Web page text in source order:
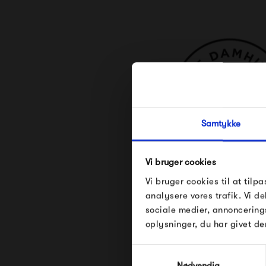
Samtykke
Vi bruger cookies
Vi bruger cookies til at
analysere vores trafik. Vi
sociale medier,
oplysninger, du har givet
Se alle varer fra Julie